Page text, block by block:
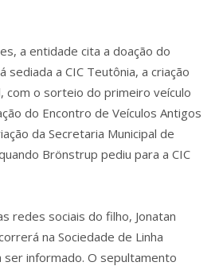
a entidade cita a doação do
a CIC Teutônia, a criação
com o sorteio do primeiro veículo
do Encontro de Veículos Antigos
da Secretaria Municipal de
Brönstrup pediu para a CIC
redes sociais do filho, Jonatan
na Sociedade de Linha
ser informado. O sepultamento